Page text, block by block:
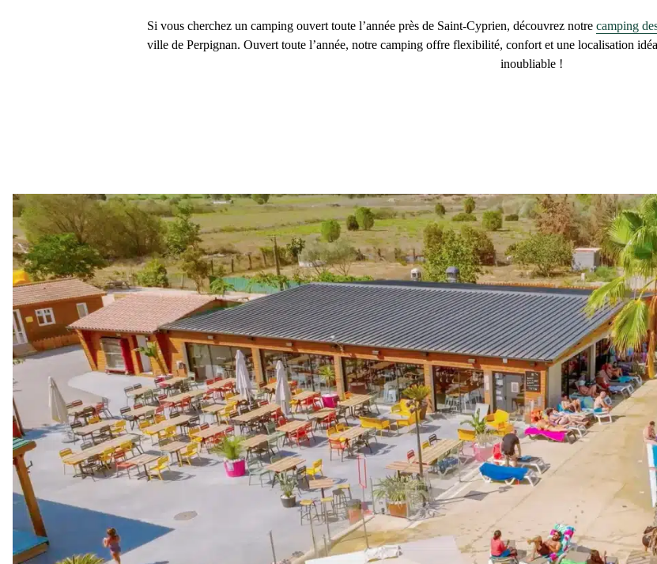
Si vous cherchez un camping ouvert toute l’année près de Saint-Cyprien, découvrez notre camping
ville de Perpignan. Ouvert toute l’année, notre camping offre flexibilité, confort et une localisation
inoubliable !